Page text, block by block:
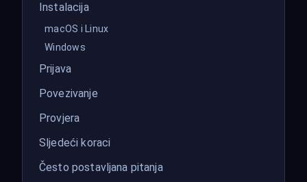
Instalacija
macOS i Linux
Windows
Prijava
Povezivanje
Provjera
Sljedeći koraci
Često postavljana pitanja